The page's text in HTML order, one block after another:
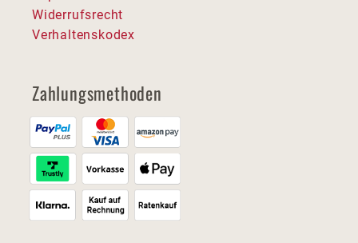
Widerrufsrecht
Verhaltenskodex
Zahlungsmethoden